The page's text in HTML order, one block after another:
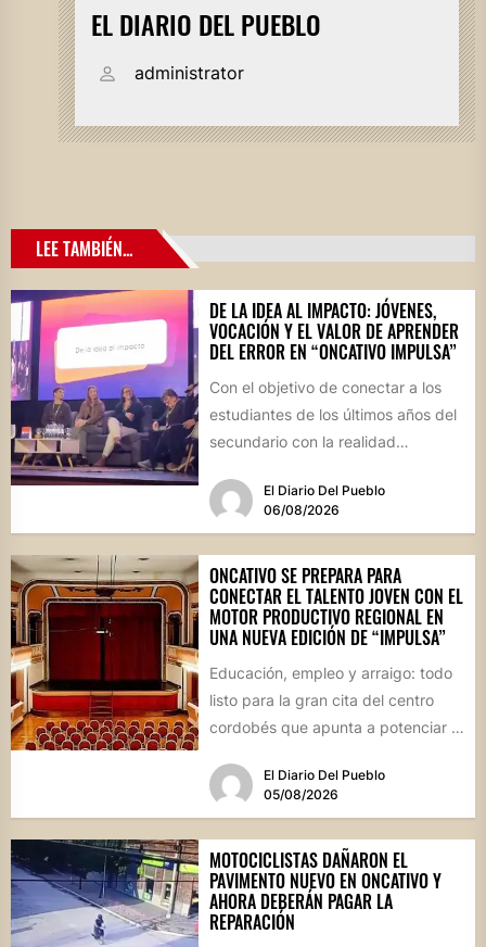
EL DIARIO DEL PUEBLO
administrator
LEE TAMBIÉN...
DE LA IDEA AL IMPACTO: JÓVENES,
VOCACIÓN Y EL VALOR DE APRENDER
DEL ERROR EN “ONCATIVO IMPULSA”
Con el objetivo de conectar a los
estudiantes de los últimos años del
secundario con la realidad
El Diario Del Pueblo
06/08/2026
ONCATIVO SE PREPARA PARA
CONECTAR EL TALENTO JOVEN CON EL
MOTOR PRODUCTIVO REGIONAL EN
UNA NUEVA EDICIÓN DE “IMPULSA”
Educación, empleo y arraigo: todo
listo para la gran cita del centro
cordobés que apunta a potenciar el
El Diario Del Pueblo
05/08/2026
MOTOCICLISTAS DAÑARON EL
PAVIMENTO NUEVO EN ONCATIVO Y
AHORA DEBERÁN PAGAR LA
REPARACIÓN